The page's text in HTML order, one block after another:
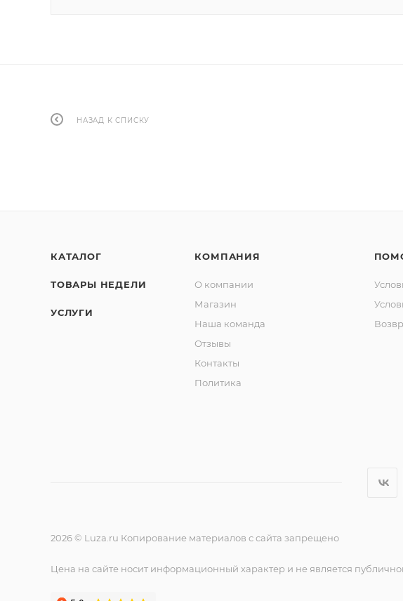
НАЗАД К СПИСКУ
КАТАЛОГ
ТОВАРЫ НЕДЕЛИ
УСЛУГИ
КОМПАНИЯ
О компании
Магазин
Наша команда
Отзывы
Контакты
Политика
2026 © Luza.ru Копирование материалов с сайта запрещено
Цена на сайте носит информационный характер и не является